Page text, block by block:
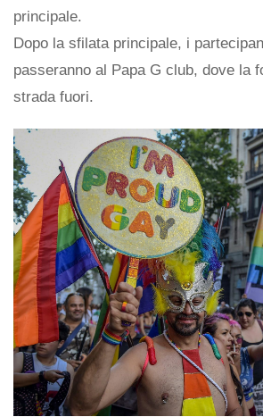
principale.
Dopo la sfilata principale, i
passeranno al Papa G club, dove la
strada fuori.